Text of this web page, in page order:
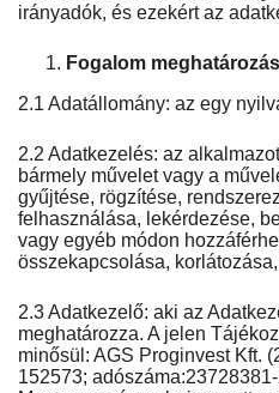
irányadók, és ezekért az
Fogalom
2.1 Adatállomány: az egy
2.2 Adatkezelés: az
bármely művelet vagy a
gyűjtése, rögzítése,
felhasználása, lekérdezése,
vagy egyéb módon
összekapcsolása,
2.3 Adatkezelő: aki az
meghatározza. A jelen
minősül: AGS Proginvest Kft.
152573;